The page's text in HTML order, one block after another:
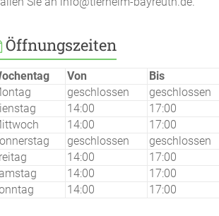
Öffnungszeiten
Von
Bis
geschlossen
geschlossen
14:00
17:00
14:00
17:00
geschlossen
geschlossen
14:00
17:00
14:00
17:00
14:00 17:00